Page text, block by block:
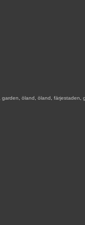
garden öland öland färjestaden